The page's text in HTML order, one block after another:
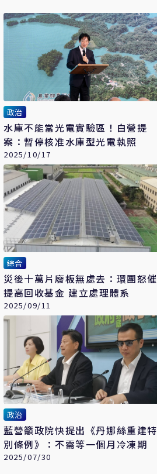
政治
水庫不能當光電實驗區！白營提
案：暫停核准水庫型光電執照
2025/10/17
綜合
災後十萬片廢板無處去：環團怒催
提高回收基金 建立處理體系
2025/09/11
政治
藍營籲政院快提出《丹娜絲重建特
別條例》：不需等一個月冷凍期
2025/07/30